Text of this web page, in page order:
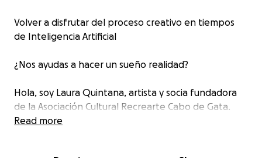
Volver a disfrutar del proceso creativo en tiempos
de Inteligencia Artificial
¿Nos ayudas a hacer un sueño realidad?
Hola, soy Laura Quintana, artista y socia fundadora
de la Asociación Cultural Recrearte Cabo de Gata.
Quiero invitarte a formar parte de un sueño que
Read more